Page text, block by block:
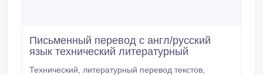
Письменный перевод с англ/русский
язык технический литературный
Технический, литературный перевод текстов,